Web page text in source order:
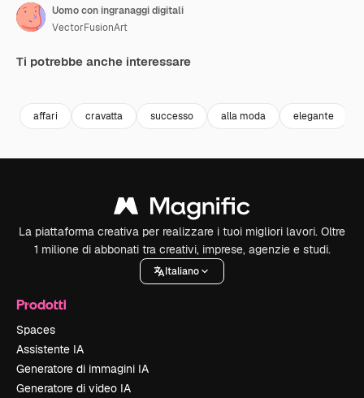
Uomo con ingranaggi digitali
VectorFusionArt
Ti potrebbe anche interessare
affari cravatta successo alla moda elegante
La piattaforma creativa per realizzare i tuoi migliori lavori. Oltre
1 milione di abbonati tra creativi, imprese, agenzie e studi.
Italiano
Prodotti
Spaces
Assistente IA
Generatore di immagini IA
Generatore di video IA